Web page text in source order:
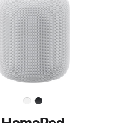
了
解
HomePod<